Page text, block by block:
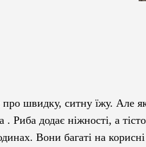
швидку, ситну їжу. Але
Риба додає ніжності, а
Вони багаті на